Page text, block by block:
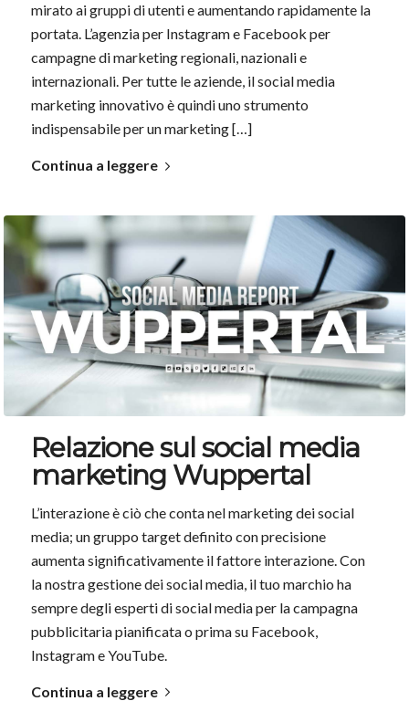
mirato ai gruppi di utenti e aumentando rapidamente la
portata. L’agenzia per Instagram e Facebook per
campagne di marketing regionali, nazionali e
internazionali. Per tutte le aziende, il social media
marketing innovativo è quindi uno strumento
indispensabile per un marketing […]
Continua a leggere
Relazione sul social media
marketing Wuppertal
L’interazione è ciò che conta nel marketing dei social
media; un gruppo target definito con precisione
aumenta significativamente il fattore interazione. Con
la nostra gestione dei social media, il tuo marchio ha
sempre degli esperti di social media per la campagna
pubblicitaria pianificata o prima su Facebook,
Instagram e YouTube.
Continua a leggere